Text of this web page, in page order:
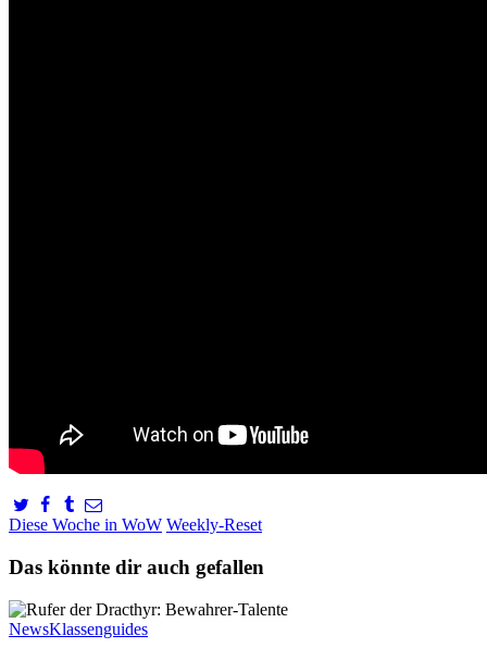
Diese Woche in WoW Weekly-Reset
Das könnte dir auch gefallen
NewsKlassenguides